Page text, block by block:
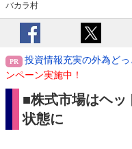
バカラ村
投資情報充実の外為どっ
ンペーン実施中！
■株式市場はヘッ
状態に